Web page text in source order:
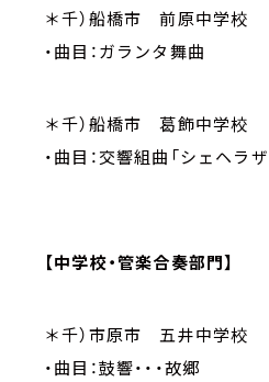
＊千）船橋市 前原中学校
・曲目：ガランタ舞曲
＊千）船橋市 葛飾中学校
・曲目：交響組曲「シェヘラ
【中学校・管楽合奏部門】
＊千）市原市 五井中学校
・曲目：鼓響・・・故郷